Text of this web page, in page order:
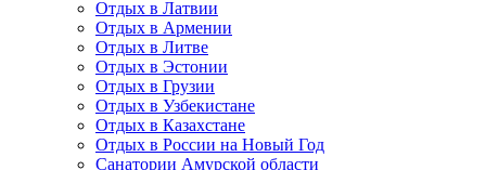
Отдых в Латвии
Отдых в Армении
Отдых в Литве
Отдых в Эстонии
Отдых в Грузии
Отдых в Узбекистане
Отдых в Казахстане
Отдых в России на Новый Год
Санатории Амурской области